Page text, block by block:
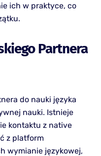
ich w praktyce, co
Partnera
do nauki języka
nauki. Istnieje
kontaktu z native
z platform
wymianie językowej,